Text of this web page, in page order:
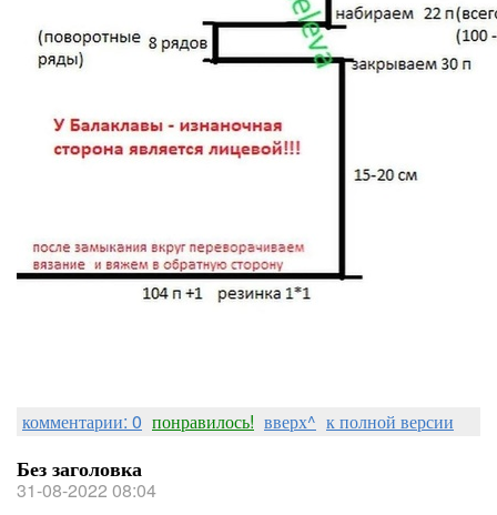
комментарии: 0 понравилось! вверх^ к полной версии
Без заголовка
31-08-2022 08:04